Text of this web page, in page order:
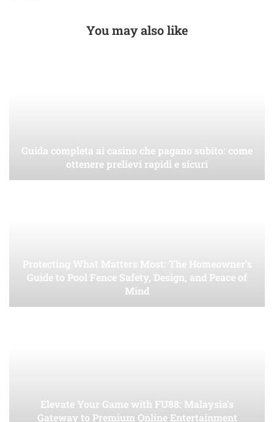
You may also like
Guida completa ai casino che pagano subito: come
ottenere prelievi rapidi e sicuri
Protecting What Matters Most: The Homeowner’s
Guide to Pool Fence Safety, Design, and Peace of
Mind
Elevate Your Game with FU88: Malaysia’s
Gateway to Premium Online Entertainment